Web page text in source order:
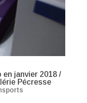
janvier 2018 /
Pécresse